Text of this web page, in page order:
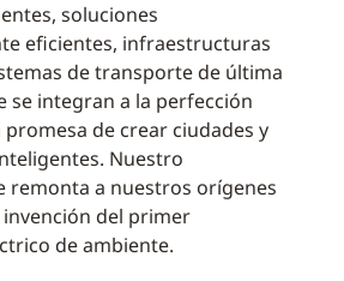
soluciones
eficientes, infraestructuras
de transporte de última
se integran a la perfección
de crear ciudades y
Nuestro
remonta a nuestros orígenes
invención del primer
de ambiente.